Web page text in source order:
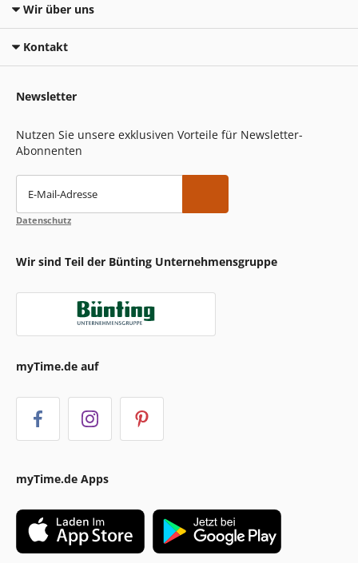
Wir über uns
Kontakt
Newsletter
Nutzen Sie unsere exklusiven Vorteile für Newsletter-
Abonnenten
E-Mail-Adresse
Datenschutz
Wir sind Teil der Bünting Unternehmensgruppe
myTime.de auf
myTime.de Apps